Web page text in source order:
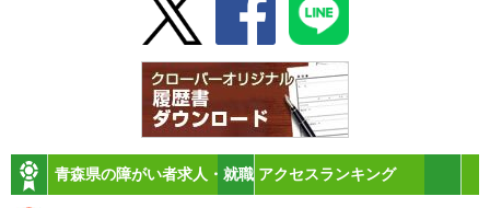
青森県の障がい者求人・就職 アクセスランキング